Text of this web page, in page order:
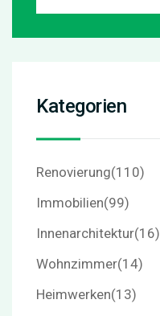
Kategorien
Renovierung(110)
Immobilien(99)
Innenarchitektur(16)
Wohnzimmer(14)
Heimwerken(13)